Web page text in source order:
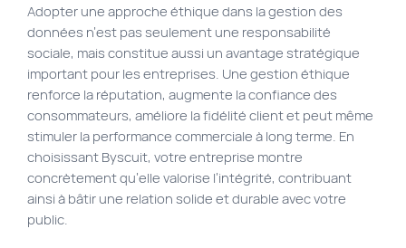
Adopter une approche éthique dans la gestion des
données n’est pas seulement une responsabilité
sociale, mais constitue aussi un avantage stratégique
important pour les entreprises. Une gestion éthique
renforce la réputation, augmente la confiance des
consommateurs, améliore la fidélité client et peut même
stimuler la performance commerciale à long terme. En
choisissant Byscuit, votre entreprise montre
concrètement qu’elle valorise l’intégrité, contribuant
ainsi à bâtir une relation solide et durable avec votre
public.